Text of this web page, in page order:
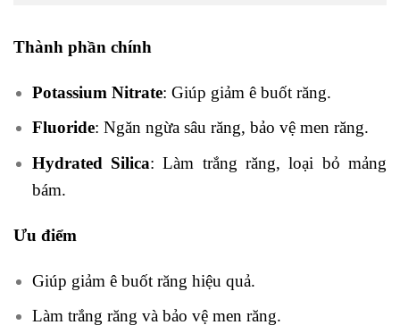
Thành phần chính
Potassium Nitrate: Giúp giảm ê buốt răng.
Fluoride: Ngăn ngừa sâu răng, bảo vệ men răng.
Hydrated Silica: Làm trắng răng, loại bỏ mảng
bám.
Ưu điểm
Giúp giảm ê buốt răng hiệu quả.
Làm trắng răng và bảo vệ men răng.